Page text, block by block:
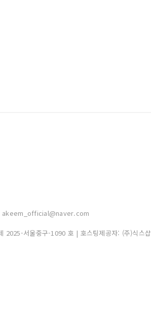
: akeem_official@naver.com
2025-서울중구-1090 호 | 호스팅제공자: (주)식스샵